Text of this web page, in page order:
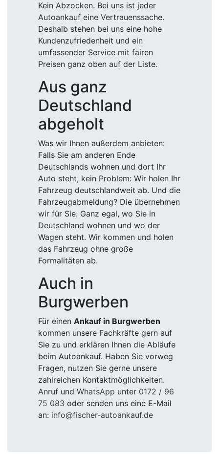
Kein Abzocken. Bei uns ist jeder
Autoankauf eine Vertrauenssache.
Deshalb stehen bei uns eine hohe
Kundenzufriedenheit und ein
umfassender Service mit fairen
Preisen ganz oben auf der Liste.
Aus ganz
Deutschland
abgeholt
Was wir Ihnen außerdem anbieten:
Falls Sie am anderen Ende
Deutschlands wohnen und dort Ihr
Auto steht, kein Problem: Wir holen Ihr
Fahrzeug deutschlandweit ab. Und die
Fahrzeugabmeldung? Die übernehmen
wir für Sie. Ganz egal, wo Sie in
Deutschland wohnen und wo der
Wagen steht. Wir kommen und holen
das Fahrzeug ohne große
Formalitäten ab.
Auch in
Burgwerben
Für einen Ankauf in Burgwerben
kommen unsere Fachkräfte gern auf
Sie zu und erklären Ihnen die Abläufe
beim Autoankauf. Haben Sie vorweg
Fragen, nutzen Sie gerne unsere
zahlreichen Kontaktmöglichkeiten.
Anruf und WhatsApp unter 0172 / 96
75 083 oder senden uns eine E-Mail
an: info@fischer-autoankauf.de